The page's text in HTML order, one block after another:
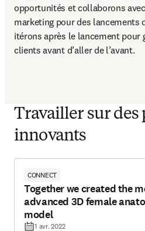
opportunités et collaborons
marketing pour des lancements
itérons après le lancement pour
clients avant d’aller de l’avant.
Travailler sur des
innovants
CONNECT
Together we created the
advanced 3D female
model
1 avr. 2022